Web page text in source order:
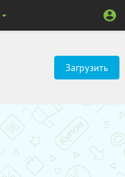
Загрузить